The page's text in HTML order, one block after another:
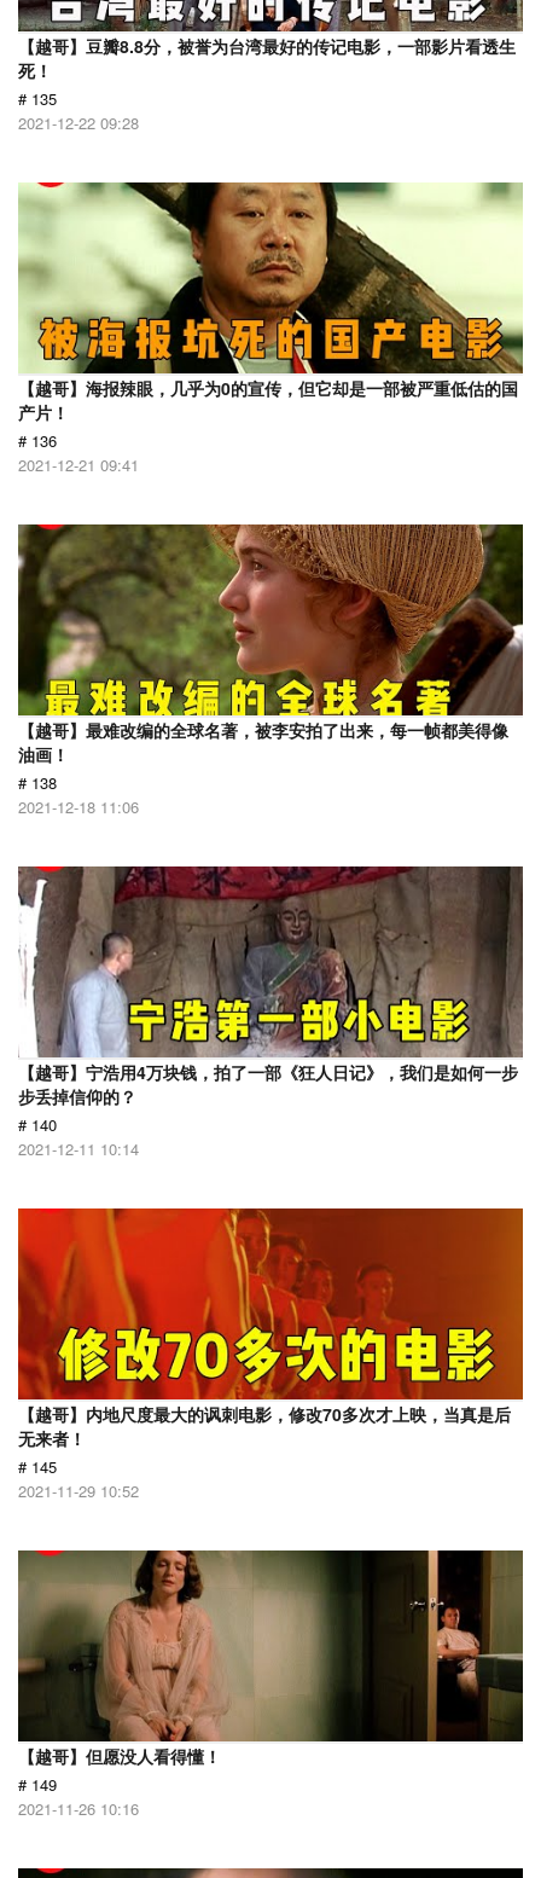
【越哥】豆瓣8.8分，被誉为台湾最好的传记电影，一部影片看透生
死！
# 135
2021-12-22 09:28
【越哥】海报辣眼，几乎为0的宣传，但它却是一部被严重低估的国
产片！
# 136
2021-12-21 09:41
【越哥】最难改编的全球名著，被李安拍了出来，每一帧都美得像
油画！
# 138
2021-12-18 11:06
【越哥】宁浩用4万块钱，拍了一部《狂人日记》，我们是如何一步
步丢掉信仰的？
# 140
2021-12-11 10:14
【越哥】内地尺度最大的讽刺电影，修改70多次才上映，当真是后
无来者！
# 145
2021-11-29 10:52
【越哥】但愿没人看得懂！
# 149
2021-11-26 10:16